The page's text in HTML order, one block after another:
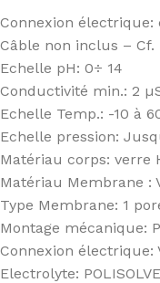
Connexion électrique:
Câble non inclus – Cf.
Echelle pH: 0÷ 14
Conductivité min.: 2
Echelle Temp.: -10 à
Echelle pression:
Matériau corps: verre
Matériau Membrane :
Type Membrane: 1
Montage mécanique:
Connexion électrique:
Electrolyte: POLISOLVE